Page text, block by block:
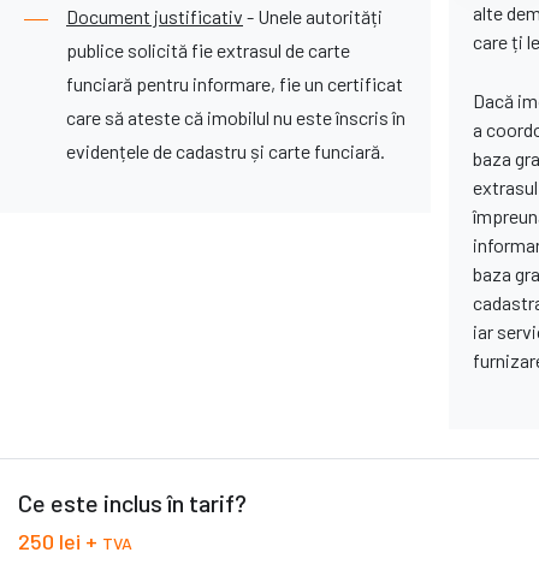
Document justificativ - Unele autorități
publice solicită fie extrasul de carte
funciară pentru informare, fie un certificat
care să ateste că imobilul nu este înscris în
evidențele de cadastru și carte funciară.
alte
care ți
Dacă
a
baza
baza
iar
Ce este inclus în tarif?
250 lei + TVA